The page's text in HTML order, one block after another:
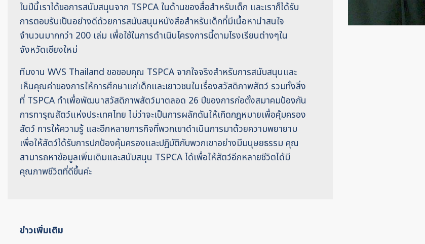
ในปีนี้เราได้ขอการสนับสนุนจาก TSPCA ในด้านของสื่อสำหรับเด็ก และเราก็ได้รับ
การตอบรับเป็นอย่างดีด้วยการสนับสนุนหนังสือสำหรับเด็กที่มีเนื้อหาน่าสนใจ
จำนวนมากกว่า 200 เล่ม เพื่อใช้ในการดำเนินโครงการนี้ตามโรงเรียนต่างๆใน
จังหวัดเชียงใหม่
ทีมงาน WVS Thailand ขอขอบคุณ TSPCA จากใจจริงสำหรับการสนับสนุนและ
เห็นคุณค่าของการให้การศึกษาแก่เด็กและเยาวชนในเรื่องสวัสดิภาพสัตว์ รวมทั้งสิ่ง
ที่ TSPCA ทำเพื่อพัฒนาสวัสดิภาพสัตว์มาตลอด 26 ปีของการก่อตั้งสมาคมป้องกัน
การทารุณสัตว์แห่งประเทศไทย ไม่ว่าจะเป็นการผลักดันให้เกิดกฎหมายเพื่อคุ้มครอง
สัตว์ การให้ความรู้ และอีกหลายภารกิจที่พวกเขาดำเนินการมาด้วยความพยายาม
เพื่อให้สัตว์ได้รับการปกป้องคุ้มครองและปฏิบัติกับพวกเขาอย่างมีมนุษยธรรม คุณ
สามารถหาข้อมูลเพิ่มเติมและสนับสนุน TSPCA ได้เพื่อให้สัตว์อีกหลายชีวิตได้มี
คุณภาพชีวิตที่ดีขึ้นค่ะ
ข่าวเพิ่มเติม